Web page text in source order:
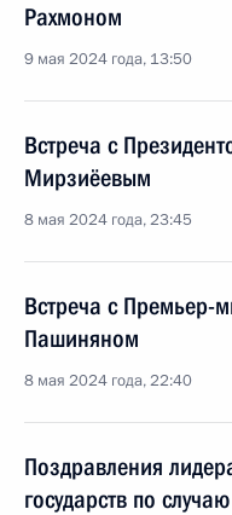
Рахмоном
9 мая 2024 года, 13:50
Встреча с
Мирзиёевым
8 мая 2024 года, 23:45
Встреча с Премьер-
Пашиняном
8 мая 2024 года, 22:40
Поздравления
государств по